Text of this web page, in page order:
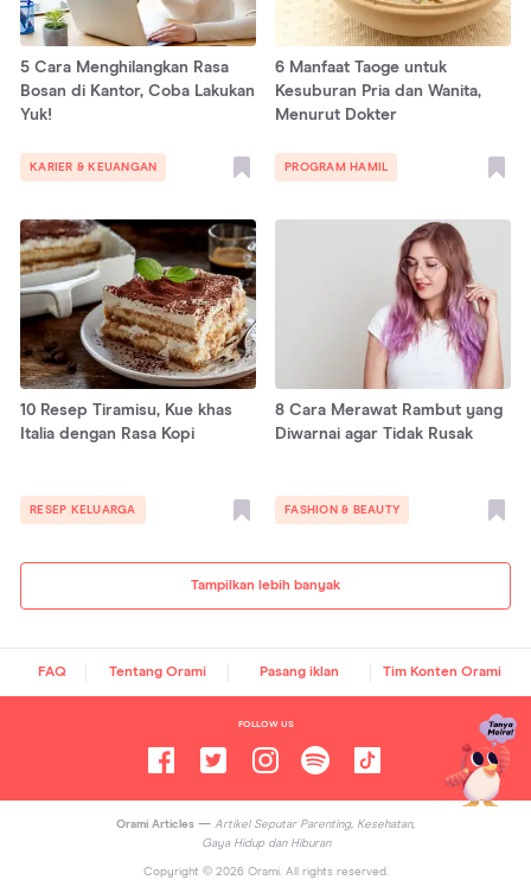
Tampilkan lebih banyak
5 Cara Menghilangkan Rasa
Bosan di Kantor, Coba Lakukan
Yuk!
KARIER & KEUANGAN
6 Manfaat Taoge untuk
Kesuburan Pria dan Wanita,
Menurut Dokter
PROGRAM HAMIL
10 Resep Tiramisu, Kue khas
Italia dengan Rasa Kopi
RESEP KELUARGA
8 Cara Merawat Rambut yang
Diwarnai agar Tidak Rusak
FASHION & BEAUTY
FAQ Tentang Orami Pasang iklan Tim Konten Orami
FOLLOW US
Orami Articles — Artikel Seputar Parenting, Kesehatan,
Gaya Hidup dan Hiburan
Copyright © 2026Orami. All rights reserved.